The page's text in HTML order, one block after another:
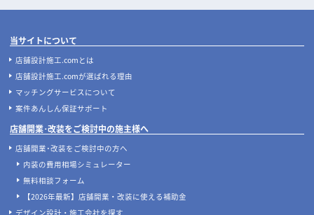
当サイトについて
店舗設計施工.comとは
店舗設計施工.comが選ばれる理由
マッチングサービスについて
案件あんしん保証サポート
店舗開業･改装をご検討中の施主様へ
店舗開業･改装をご検討中の方へ
内装の費用相場シミュレーター
無料相談フォーム
【2026年最新】店舗開業・改装に使える補助金
デザイン設計・施工会社を探す